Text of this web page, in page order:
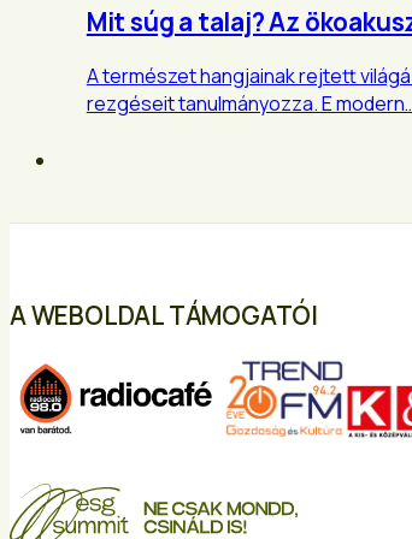
Mit súg a talaj? Az
A természet hangjainak rejtett
rezgéseit tanulmányozza. E
A WEBOLDAL TÁMOGATÓI